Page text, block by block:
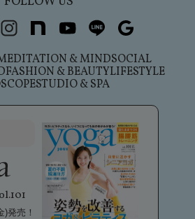
旧Twitter）
instagram
note youtubeline
& MINDSOCIAL
FASHION & BEAUTYLIFESTYLE
STUDIO & SPA
発売！